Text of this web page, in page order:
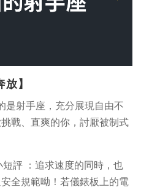
】
是射手座，充分展現自由不
戰、直爽的你，討厭被制式
評 ：追求速度的同時，也
全規範呦！若儀錶板上的電